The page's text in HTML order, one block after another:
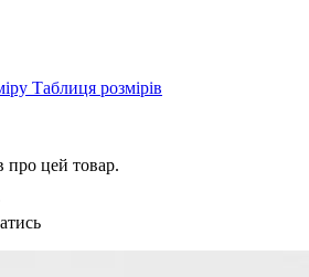
Таблиця розмірів
про цей товар.